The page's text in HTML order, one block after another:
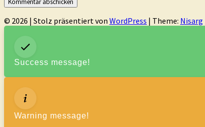
© 2026 | Stolz präsentiert von WordPress | Theme: Nisarg
Success message!
Warning message!